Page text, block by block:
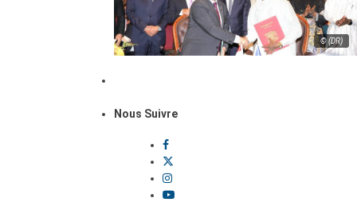
© (DR)
Nous Suivre